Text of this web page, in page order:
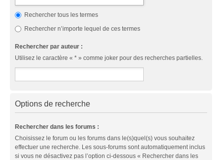
Rechercher tous les termes
Rechercher n’importe lequel de ces termes
Rechercher par auteur :
Utilisez le caractère « * » comme joker pour des recherches partielles.
Options de recherche
Rechercher dans les forums :
Choisissez le forum ou les forums dans le(s)quel(s) vous souhaitez
effectuer une recherche. Les sous-forums sont automatiquement inclus
si vous ne désactivez pas l’option ci-dessous « Rechercher dans les